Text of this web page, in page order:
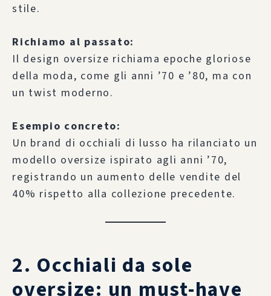
stile.
Richiamo al passato:
Il design oversize richiama epoche gloriose
della moda, come gli anni ’70 e ’80, ma con
un twist moderno.
Esempio concreto:
Un brand di occhiali di lusso ha rilanciato un
modello oversize ispirato agli anni ’70,
registrando un aumento delle vendite del
40% rispetto alla collezione precedente.
2. Occhiali da sole
oversize: un must-have